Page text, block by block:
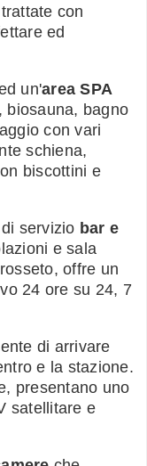
con
ed
un'area SPA
biosauna, bagno
con vari
schiena,
biscottini e
servizio bar e
e sala
offre un
24 ore su 24, 7
di arrivare
e la stazione.
presentano uno
satellitare e